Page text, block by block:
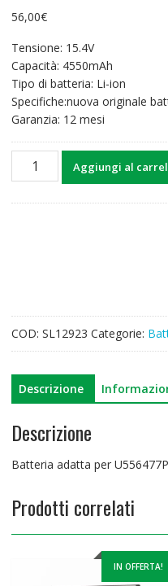
56,00€
Tensione: 15.4V
Capacità: 4550mAh
Tipo di batteria: Li-ion
Specifiche:nuova originale
Garanzia: 12 mesi
Batteria
Aggiungi al
COD: SL12923 Categorie:
Descrizione
Descrizione
Batteria adatta per
Prodotti correlati
IN OFFERTA!